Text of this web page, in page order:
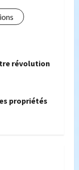
révolution
propriétés